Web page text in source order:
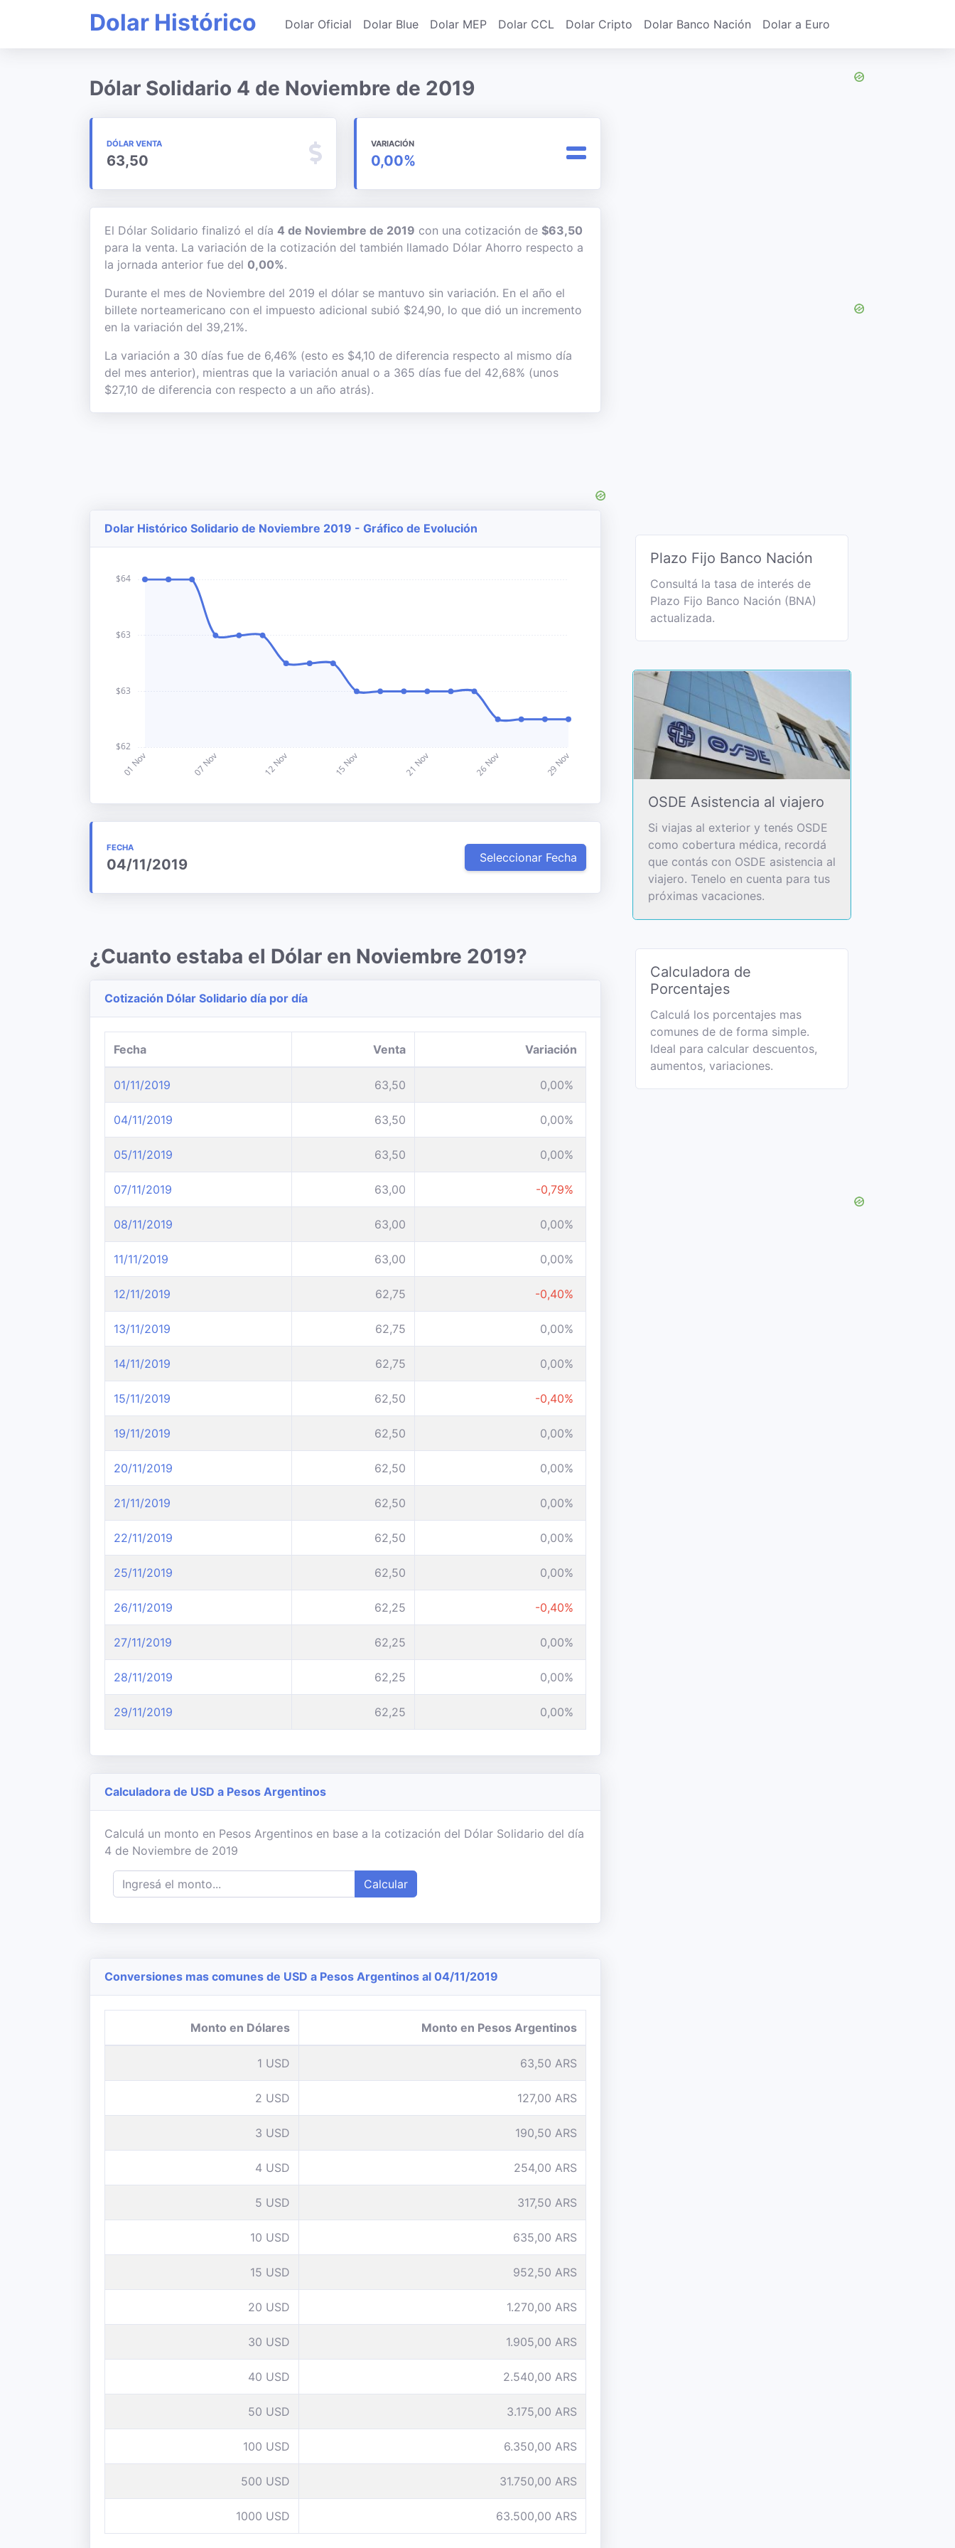
Dolar Histórico Dolar Oficial Dolar Blue Dolar MEP Dolar CCL Dolar Cripto Dolar Banco Nación Dolar a Euro
Dólar Solidario 4 de Noviembre de 2019
DÓLAR VENTA
63,50
VARIACIÓN
0,00%
El Dólar Solidario finalizó el día 4 de Noviembre de 2019 con una cotización de $63,50
para la venta. La variación de la cotización del también llamado Dólar Ahorro respecto a
la jornada anterior fue del 0,00%.
Durante el mes de Noviembre del 2019 el dólar se mantuvo sin variación. En el año el
billete norteamericano con el impuesto adicional subió $24,90, lo que dió un incremento
en la variación del 39,21%.
La variación a 30 días fue de 6,46% (esto es $4,10 de diferencia respecto al mismo día
del mes anterior), mientras que la variación anual o a 365 días fue del 42,68% (unos
$27,10 de diferencia con respecto a un año atrás).
Dolar Histórico Solidario de Noviembre 2019 - Gráfico de Evolución
FECHA
04/11/2019 Seleccionar Fecha
¿Cuanto estaba el Dólar en Noviembre 2019?
Cotización Dólar Solidario día por día
Fecha Venta Variación
01/11/2019 63,50 0,00%
04/11/2019 63,50 0,00%
05/11/2019 63,50 0,00%
07/11/2019 63,00 -0,79%
08/11/2019 63,00 0,00%
11/11/2019 63,00 0,00%
12/11/2019 62,75 -0,40%
13/11/2019 62,75 0,00%
14/11/2019 62,75 0,00%
15/11/2019 62,50 -0,40%
19/11/2019 62,50 0,00%
20/11/2019 62,50 0,00%
21/11/2019 62,50 0,00%
22/11/2019 62,50 0,00%
25/11/2019 62,50 0,00%
26/11/2019 62,25 -0,40%
27/11/2019 62,25 0,00%
28/11/2019 62,25 0,00%
29/11/2019 62,25 0,00%
Calculadora de USD a Pesos Argentinos
Calculá un monto en Pesos Argentinos en base a la cotización del Dólar Solidario del día
4 de Noviembre de 2019
Calcular
Conversiones mas comunes de USD a Pesos Argentinos al 04/11/2019
Monto en Dólares Monto en Pesos Argentinos
1 USD 63,50 ARS
2 USD 127,00 ARS
3 USD 190,50 ARS
4 USD 254,00 ARS
5 USD 317,50 ARS
10 USD 635,00 ARS
15 USD 952,50 ARS
20 USD 1.270,00 ARS
30 USD 1.905,00 ARS
40 USD 2.540,00 ARS
50 USD 3.175,00 ARS
100 USD 6.350,00 ARS
500 USD 31.750,00 ARS
1000 USD 63.500,00 ARS
Plazo Fijo Banco Nación
Consultá la tasa de interés de
Plazo Fijo Banco Nación (BNA)
actualizada.
OSDE Asistencia al viajero
Si viajas al exterior y tenés OSDE
como cobertura médica, recordá
que contás con OSDE asistencia al
viajero. Tenelo en cuenta para tus
próximas vacaciones.
Calculadora de
Porcentajes
Calculá los porcentajes mas
comunes de de forma simple.
Ideal para calcular descuentos,
aumentos, variaciones.